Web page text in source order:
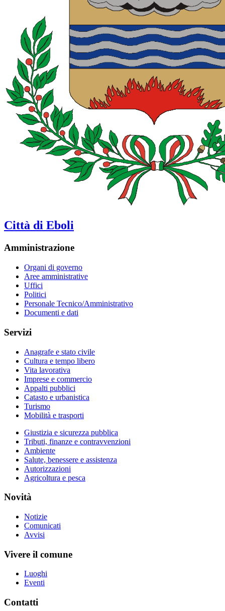
Città di Eboli
Amministrazione
Organi di governo
Aree amministrative
Uffici
Politici
Personale Tecnico/Amministrativo
Documenti e dati
Servizi
Anagrafe e stato civile
Cultura e tempo libero
Vita lavorativa
Imprese e commercio
Appalti pubblici
Catasto e urbanistica
Turismo
Mobilità e trasporti
Giustizia e sicurezza pubblica
Tributi, finanze e contravvenzioni
Ambiente
Salute, benessere e assistenza
Autorizzazioni
Agricoltura e pesca
Novità
Notizie
Comunicati
Avvisi
Vivere il comune
Luoghi
Eventi
Contatti